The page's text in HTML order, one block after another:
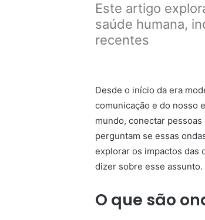
Este artigo
saúde humana,
recentes
Desde o início da era
comunicação e do nosso
mundo, conectar
perguntam se essas
explorar os impactos das
dizer sobre esse assunto.
O que são